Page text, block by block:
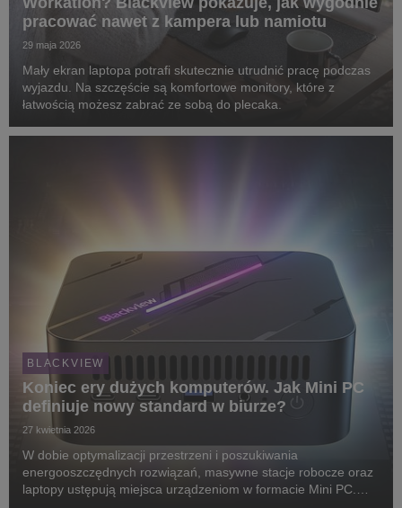
pracować nawet z kampera lub namiotu
29 maja 2026
Mały ekran laptopa potrafi skutecznie utrudnić pracę podczas
wyjazdu. Na szczęście są komfortowe monitory, które z
łatwością możesz zabrać ze sobą do plecaka.
BLACKVIEW
Koniec ery dużych komputerów. Jak Mini PC
definiuje nowy standard w biurze?
27 kwietnia 2026
W dobie optymalizacji przestrzeni i poszukiwania
energooszczędnych rozwiązań, masywne stacje robocze oraz
laptopy ustępują miejsca urządzeniom w formacie Mini PC.